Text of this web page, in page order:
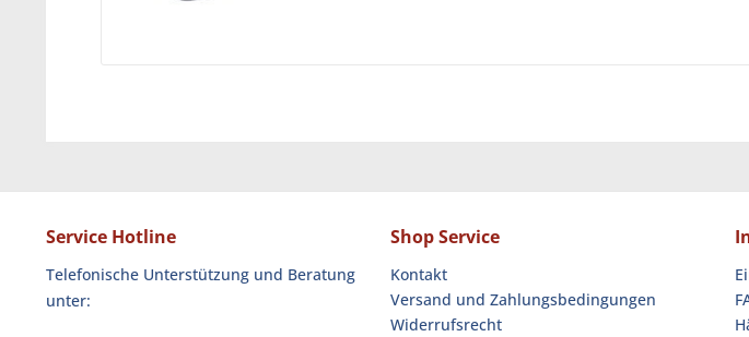
Service Hotline
Telefonische Unterstützung und Beratung
unter:
Shop Service
Kontakt
Versand und Zahlungsbedingungen
Widerrufsrecht